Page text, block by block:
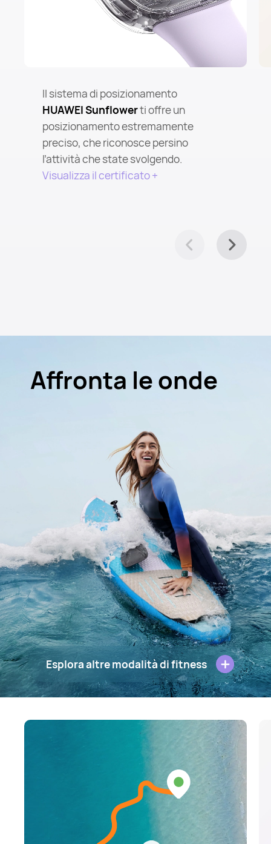
Il sistema di posizionamento
HUAWEI Sunflowerti offre un
posizionamento estremamente
preciso, che riconosce persino
l’attività che state svolgendo.
Visualizza il certificato +
Affronta le onde
Esplora altre modalità di fitness